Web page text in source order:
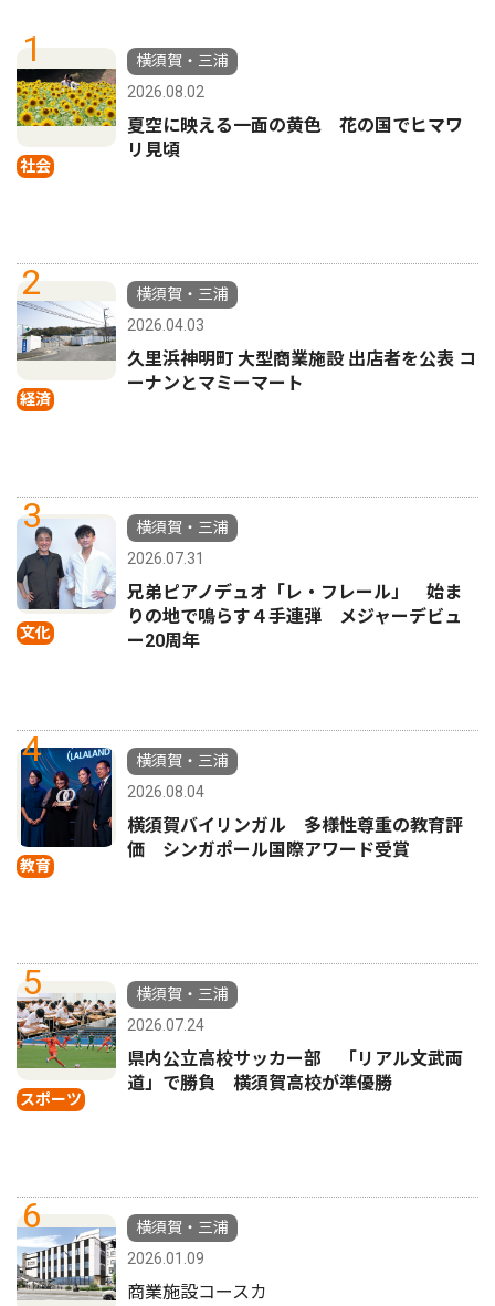
1
社会
横須賀・三浦
2026.08.02
夏空に映える一面の黄色 花の国でヒマワ
リ見頃
2
経済
横須賀・三浦
2026.04.03
久里浜神明町 大型商業施設 出店者を公表 コ
ーナンとマミーマート
3
文化
横須賀・三浦
2026.07.31
兄弟ピアノデュオ「レ・フレール」 始ま
りの地で鳴らす４手連弾 メジャーデビュ
ー20周年
4
教育
横須賀・三浦
2026.08.04
横須賀バイリンガル 多様性尊重の教育評
価 シンガポール国際アワード受賞
5
スポーツ
横須賀・三浦
2026.07.24
県内公立高校サッカー部 「リアル文武両
道」で勝負 横須賀高校が準優勝
6
横須賀・三浦
2026.01.09
商業施設コースカ